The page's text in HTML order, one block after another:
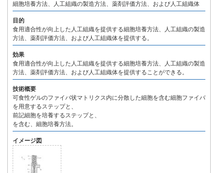
細胞培養方法、人工組織の製造方法、薬剤評価方法、および人工組織体
目的
食用適合性が向上した人工組織を提供する細胞培養方法、人工組織の製造
方法、薬剤評価方法、および人工組織体を提供する。
効果
食用適合性が向上した人工組織を提供する細胞培養方法、人工組織の製造
方法、薬剤評価方法、および人工組織体を提供することができる。
技術概要
可食性ゲルのファイバ状マトリクス内に分散した細胞を含む細胞ファイバ
を用意するステップと、
前記細胞を培養するステップと、
を含む、細胞培養方法。
イメージ図